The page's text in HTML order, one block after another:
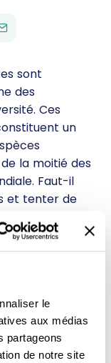
le
aux médias
partageons
de notre site
PAR
EMAIL
sont
des
Ces
un
la moitié des
Faut-il
et tenter de
la biodiversité
etTV
intégrale,